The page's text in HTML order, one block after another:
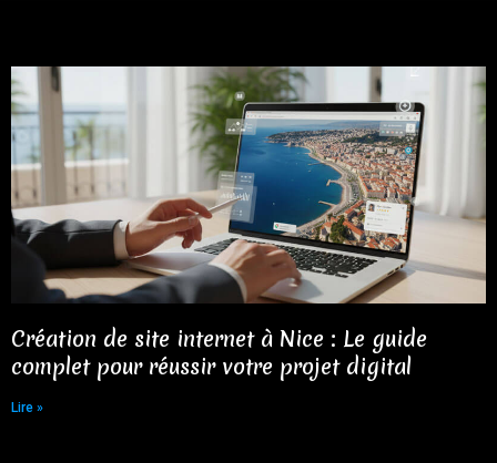
Création de site internet à Nice : Le guide
complet pour réussir votre projet digital
Lire »